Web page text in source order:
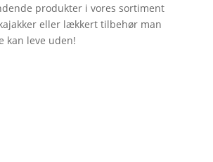
produkter i vores sortiment
eller lækkert tilbehør man
kan leve uden!